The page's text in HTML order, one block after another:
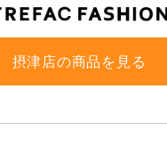
摂津店の商品を見る